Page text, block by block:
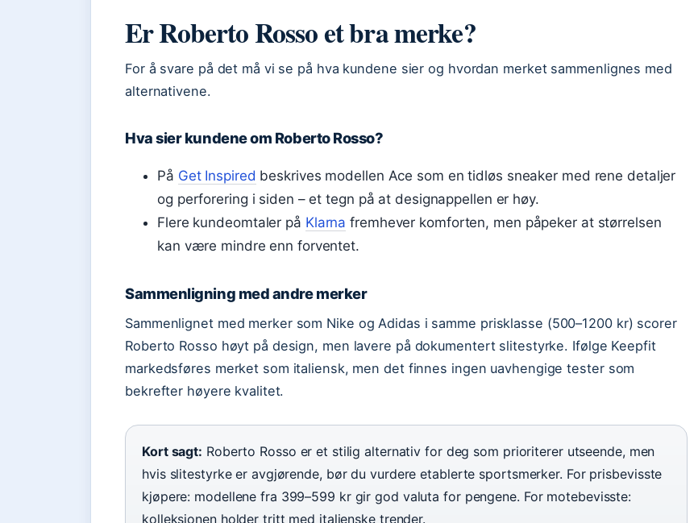
Er Roberto Rosso et bra merke?
For å svare på det må vi se på hva kundene sier og hvordan merket sammenlignes med
alternativene.
Hva sier kundene om Roberto Rosso?
På Get Inspired beskrives modellen Ace som en tidløs sneaker med rene detaljer
og perforering i siden – et tegn på at designappellen er høy.
Flere kundeomtaler på Klarna fremhever komforten, men påpeker at størrelsen
kan være mindre enn forventet.
Sammenligning med andre merker
Sammenlignet med merker som Nike og Adidas i samme prisklasse (500–1200 kr) scorer
Roberto Rosso høyt på design, men lavere på dokumentert slitestyrke. Ifølge Keepfit
markedsføres merket som italiensk, men det finnes ingen uavhengige tester som
bekrefter høyere kvalitet.
Kort sagt: Roberto Rosso er et stilig alternativ for deg som prioriterer utseende, men
hvis slitestyrke er avgjørende, bør du vurdere etablerte sportsmerker. For prisbevisste
kjøpere: modellene fra 399–599 kr gir god valuta for pengene. For motebevisste:
kolleksjonen holder tritt med italienske trender.